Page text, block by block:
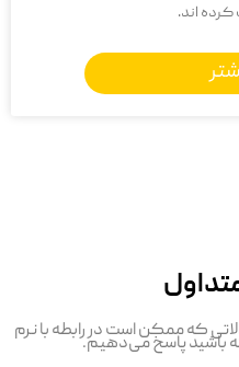
اند.
که ممکن است در رابطه با نرم
باشید پاسخ می‌دهیم.